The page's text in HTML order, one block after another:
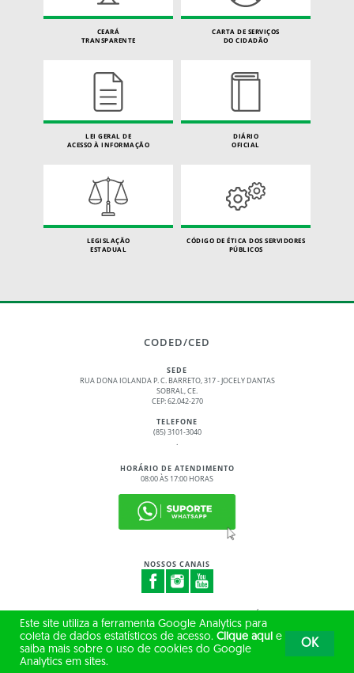
CEARÁ
TRANSPARENTE
CARTA DE SERVIÇOS
DO CIDADÃO
LEI GERAL DE
ACESSO À INFORMAÇÃO
DIÁRIO
OFICIAL
LEGISLAÇÃO
ESTADUAL
CÓDIGO DE ÉTICA DOS SERVIDORES
PÚBLICOS
CODED/CED
SEDE
RUA DONA IOLANDA P. C. BARRETO, 317 - JOCELY DANTAS
SOBRAL, CE.
CEP: 62.042-270
TELEFONE
(85) 3101-3040
.
HORÁRIO DE ATENDIMENTO
08:00 ÀS 17:00 HORAS
NOSSOS CANAIS
© 2017 - 2026 – GOVERNO DO ESTADO DO CEARÁ
TODOS OS DIREITOS RESERVADOS
Este site utiliza a ferramenta Google Analytics para
coleta de dados estatísticos de acesso. Clique aqui e
saiba mais sobre o uso de cookies do Google
Analytics em sites.
OK